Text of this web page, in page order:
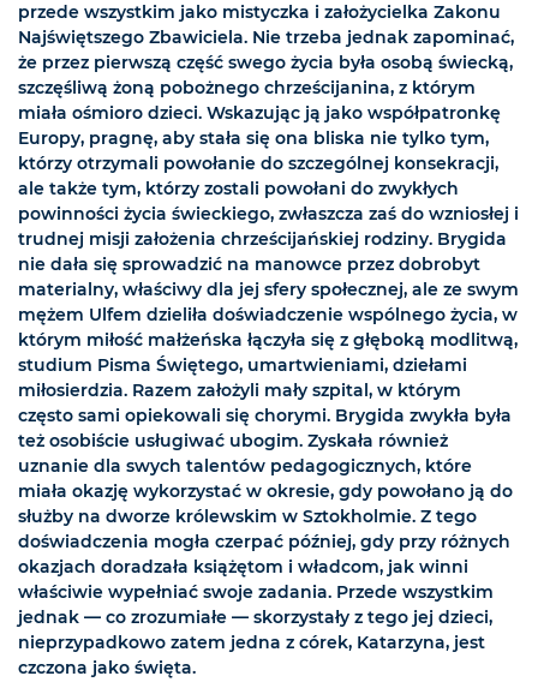
przede wszystkim jako mistyczka i założycielka Zakonu
Najświętszego Zbawiciela. Nie trzeba jednak zapominać,
że przez pierwszą część swego życia była osobą świecką,
szczęśliwą żoną pobożnego chrześcijanina, z którym
miała ośmioro dzieci. Wskazując ją jako współpatronkę
Europy, pragnę, aby stała się ona bliska nie tylko tym,
którzy otrzymali powołanie do szczególnej konsekracji,
ale także tym, którzy zostali powołani do zwykłych
powinności życia świeckiego, zwłaszcza zaś do wzniosłej i
trudnej misji założenia chrześcijańskiej rodziny. Brygida
nie dała się sprowadzić na manowce przez dobrobyt
materialny, właściwy dla jej sfery społecznej, ale ze swym
mężem Ulfem dzieliła doświadczenie wspólnego życia, w
którym miłość małżeńska łączyła się z głęboką modlitwą,
studium Pisma Świętego, umartwieniami, dziełami
miłosierdzia. Razem założyli mały szpital, w którym
często sami opiekowali się chorymi. Brygida zwykła była
też osobiście usługiwać ubogim. Zyskała również
uznanie dla swych talentów pedagogicznych, które
miała okazję wykorzystać w okresie, gdy powołano ją do
służby na dworze królewskim w Sztokholmie. Z tego
doświadczenia mogła czerpać później, gdy przy różnych
okazjach doradzała książętom i władcom, jak winni
właściwie wypełniać swoje zadania. Przede wszystkim
jednak — co zrozumiałe — skorzystały z tego jej dzieci,
nieprzypadkowo zatem jedna z córek, Katarzyna, jest
czczona jako święta.